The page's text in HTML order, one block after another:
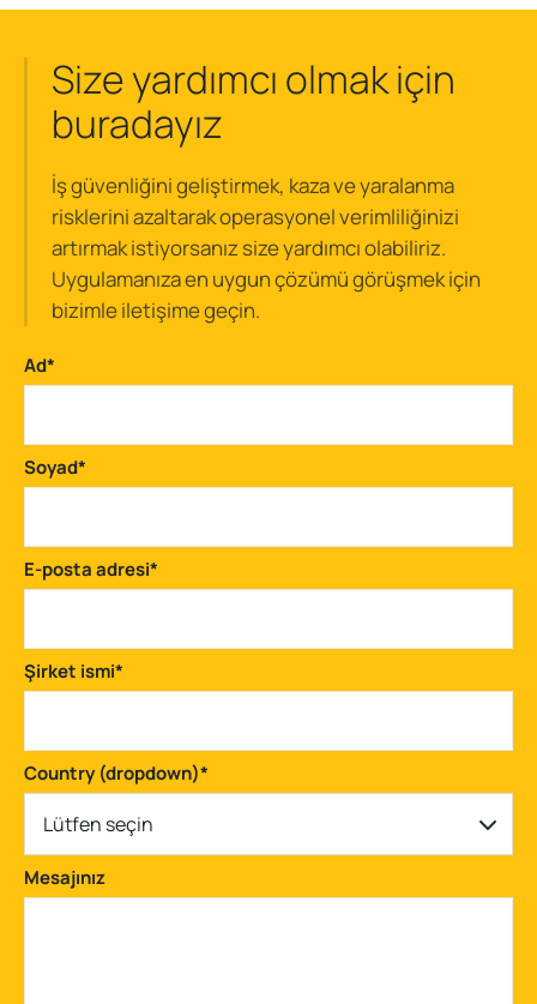
Size yardımcı olmak için
buradayız
İş güvenliğini geliştirmek, kaza ve yaralanma
risklerini azaltarak operasyonel verimliliğinizi
artırmak istiyorsanız size yardımcı olabiliriz.
Uygulamanıza en uygun çözümü görüşmek için
bizimle iletişime geçin.
Ad*
Soyad*
E-posta adresi*
Şirket ismi*
Country (dropdown)*
Lütfen seçin
Mesajınız